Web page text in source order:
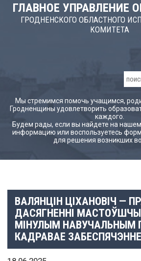
ГЛАВНОЕ УПРАВЛЕНИЕ
ГРОДНЕНСКОГО ОБЛАСТНОГО
КОМИТЕТА
Мы стремимся помочь учащимся,
Гродненщины удовлетворить
каждого.
Будем рады, если вы найдете на
информацию или воспользуетесь
для решения возникших
ВАЛЯНЦІН ЦІХАНОВІЧ —
ДАСЯГНЕННІ
МІНУЛЫМ НАВУЧАЛЬНЫМ
КАДРАВАЕ